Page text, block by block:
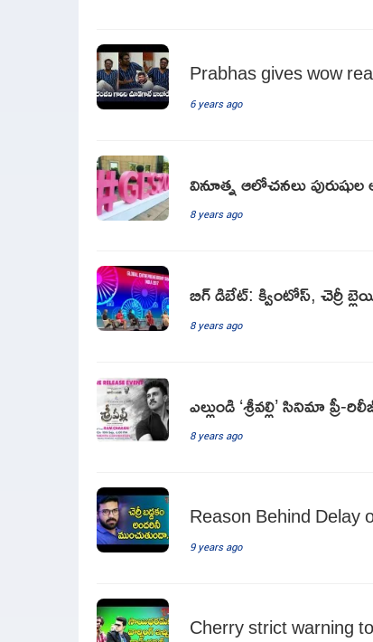
Prabhas gives wow
6 years ago
వినూత్న ఆలోచనలు
8 years ago
బిగ్ డిబేట్: క్వింటోస్, చెర్రీ
8 years ago
ఎల్లుండి ‘శ్రీవ‌ల్లి’ సినిమా
8 years ago
Reason Behind Delay
9 years ago
Cherry strict warning